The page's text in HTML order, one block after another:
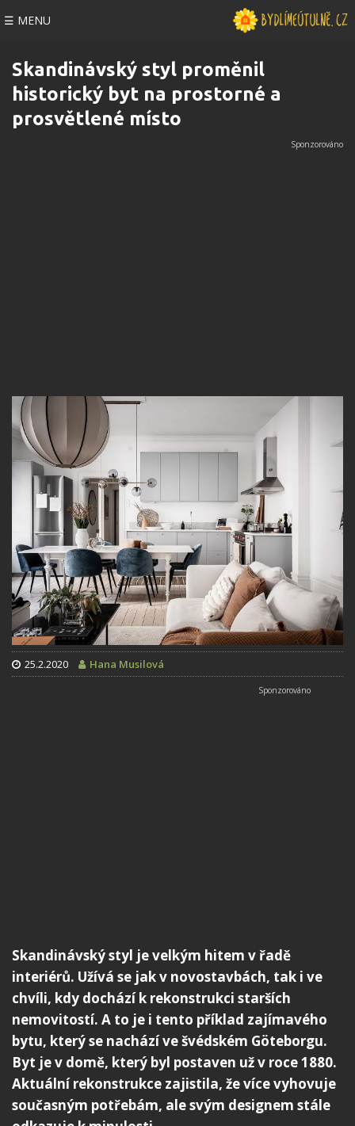
☰ MENU
Skandinávský styl proměnil
historický byt na prostorné a
prosvětlené místo
25.2.2020 Hana Musilová
Skandinávský styl je velkým hitem v řadě
interiérů. Užívá se jak v novostavbách, tak i ve
chvíli, kdy dochází k rekonstrukci starších
nemovitostí. A to je i tento příklad zajímavého
bytu, který se nachází ve švédském Göteborgu.
Byt je v domě, který byl postaven už v roce 1880.
Aktuální rekonstrukce zajistila, že více vyhovuje
současným potřebám, ale svým designem stále